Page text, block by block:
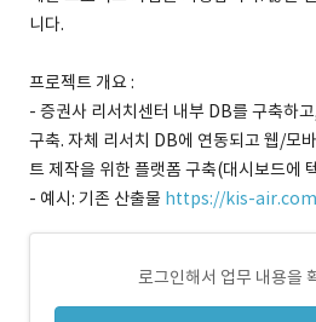
니다.
프로젝트 개요 :
- 증권사 리서치센터 내부 DB를 구축하
구축. 자체 리서치 DB에 연동되고 웹/모
트 제작을 위한 플랫폼 구축(대시보드에
- 예시: 기존 산출물 https://kis-
로그인해서 업무 내용을